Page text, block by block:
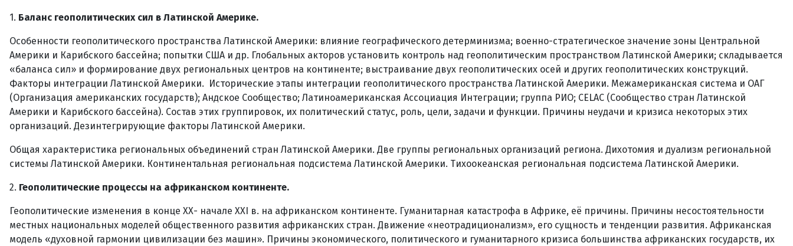
1. Баланс геополитических сил в Латинской Америке.
Особенности геополитического пространства Латинской Америки: влияние географического детерминизма; военно-стратегическое значение зоны Центральной
Америки и Карибского бассейна; попытки США и др. Глобальных акторов установить контроль над геополитическим пространством Латинской Америки; складывается
«баланса сил» и формирование двух региональных центров на континенте; выстраивание двух геополитических осей и других геополитических конструкций.
Факторы интеграции Латинской Америки. Исторические этапы интеграции геополитического пространства Латинской Америки. Межамериканская система и ОАГ
(Организация американских государств); Андское Сообщество; Латиноамериканская Ассоциация Интеграции; группа РИО; CELAC (Сообщество стран Латинской
Америки и Карибского бассейна). Состав этих группировок, их политический статус, роль, цели, задачи и функции. Причины неудачи и кризиса некоторых этих
организаций. Дезинтегрирующие факторы Латинской Америки.
Общая характеристика региональных объединений стран Латинской Америки. Две группы региональных организаций региона. Дихотомия и дуализм региональной
системы Латинской Америки. Континентальная региональная подсистема Латинской Америки. Тихоокеанская региональная подсистема Латинской Америки.
2. Геополитические процессы на африканском континенте.
Геополитические изменения в конце ХХ- начале XXI в. на африканском континенте. Гуманитарная катастрофа в Африке, её причины. Причины несостоятельности
местных национальных моделей общественного развития африканских стран. Движение «неотрадиционализм», его сущность и тенденции развития. Африканская
модель «духовной гармонии цивилизации без машин». Причины экономического, политического и гуманитарного кризиса большинства африканских государств, их